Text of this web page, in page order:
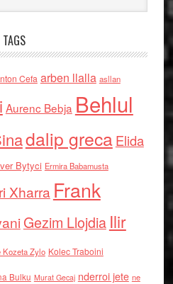
TAGS
Cefa arben llalla asllan
Aurenc Bebja Behlul
dalip grecaElida
Bytyci Ermira Babamusta
Xharra Frank
Gezim Llojdia Ilir
Kozeta Zylo Kolec Traboini
Bulku Murat Gecaj nderroi jete ne